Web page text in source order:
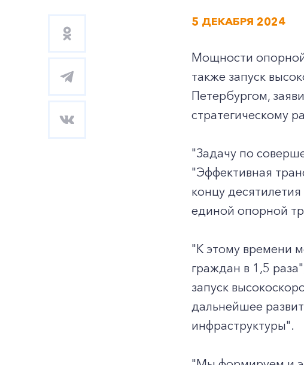
5 ДЕКАБРЯ 2024
Мощности опорной
также запуск
Петербургом,
стратегическому
"Задачу по
"Эффективная
концу
единой опорной
"К этому времени
граждан в 1,5
запуск
дальнейшее
инфраструктуры".